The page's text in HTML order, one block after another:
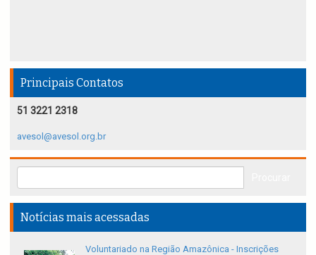
Principais Contatos
51 3221 2318
avesol@avesol.org.br
Notícias mais acessadas
Voluntariado na Região Amazônica - Inscrições